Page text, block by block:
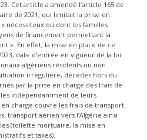
Cet article a amendé l’article 165 de
de 2021, qui limitait la prise en
nécessiteux ou dont les familles
de financement permettant la
». En effet, la mise en place de ce
date d’entrée en vigueur de la loi
algériens résidents ou non
irrégulière, décédés hors du
par la prise en charge des frais de
indépendamment de leurs
charge couvre les frais de transport
transport aérien vers l’Algérie ainsi
(toilette mortuaire, la mise en
et taxes).